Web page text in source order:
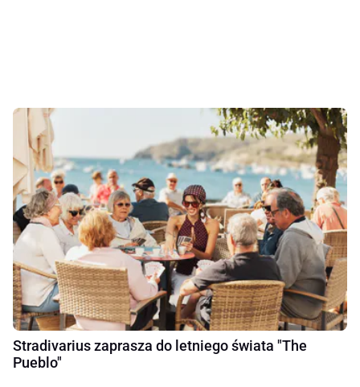
Stradivarius zaprasza do letniego świata "The
Pueblo"